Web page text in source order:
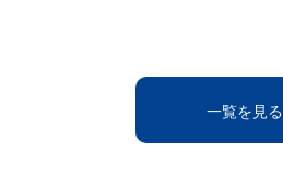
一覧を見る